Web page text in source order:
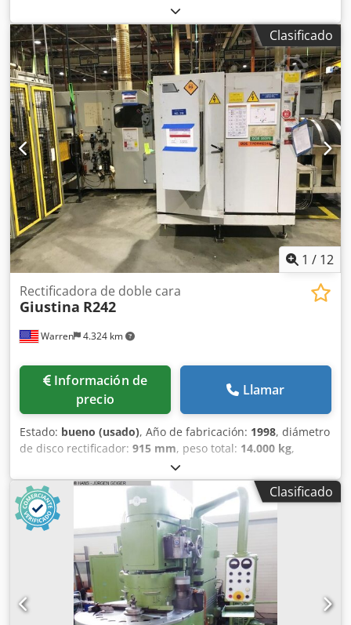
Dodpfx Aehaf Ndeqpskr Potencia (en kW): 1,8 Velocidad de
rotación (rpm): 1450 Voltaje: 380 V Lámpara Protectores
Ubicación: Disponible en el almacén 54634 Bitburg -
Disponible inmediatamente -
Clasificado
1 / 12
Warren 4.324 km
Rectificadora de doble cara
Giustina R242
Información de
precio
Llamar
Estado: bueno (usado), Año de fabricación: 1998, diámetro
de disco rectificador: 915 mm, peso total: 14.000 kg,
Rectificadora GIUSTINA R242 para rectificar rodamientos
grandes (hasta 800mm). Todas las acciones de la máquina
son controladas por Bosch Control. Dksdpfx Aertr D Isqpjr
Además de controlar el proceso de rectificado de piezas,
los programas NC son también una guía para el operario
para la puesta a punto de la máquina y una fuente de
información sobre el desgaste de las muelas, lo que
permite al operario comprobar las muelas sin abrir el
capó. Equipada con: Control CNC de Bosch
Especificaciones: Eje de rotación de la muela: Horizontal
Clasificado